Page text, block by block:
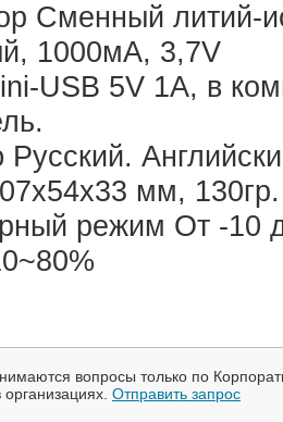
Сменный литий-
1000мА, 3,7V
USB 5V 1А, в
мм, 130гр.
режим От -10
вопросы только по
Отправить запрос